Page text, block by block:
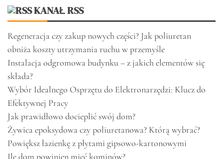
KANAŁ RSS
Regeneracja czy zakup nowych części? Jak poliuretan
obniża koszty utrzymania ruchu w przemyśle
Instalacja odgromowa budynku – z jakich elementów się
składa?
Wybór Idealnego Osprzętu do Elektronarzędzi: Klucz do
Efektywnej Pracy
Jak prawidłowo docieplić swój dom?
Żywica epoksydowa czy poliuretanowa? Którą wybrać?
Powiększ łazienkę z płytami gipsowo-kartonowymi
Ile dom powinien mieć kominów?